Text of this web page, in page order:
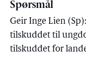
Spørsmål
Geir Inge Lien
tilskuddet til
tilskuddet for